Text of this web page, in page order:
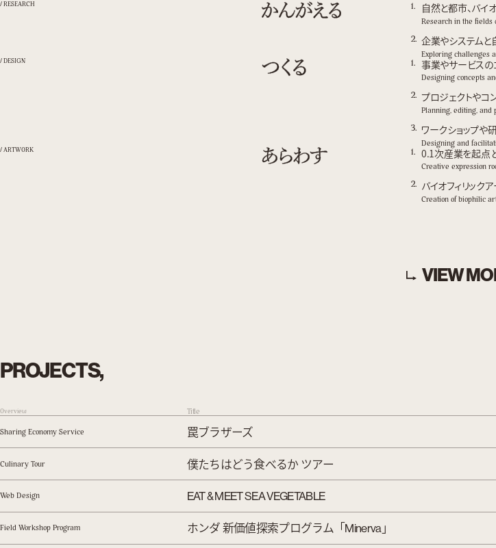
/ RESEARCH 自然と都市、バイ
Research in the fields
企業やシステム
Exploring challenges
/ DESIGN 事業やサービスの
Designing concepts
プロジェクトやコ
Planning, editing, and
ワークショップや
Designing and
/ ARTWORK 0.1次産業を起点
Creative expression
バイオフィリック
Creation of biophilic
VIEW
PROJECTS,
Overview Title
Sharing Economy Service 罠ブラザーズ
Culinary Tour 僕たちはどう食べるか ツアー
Web Design EAT & MEET SEA VEGETABLE
Field Workshop Program ホンダ 新価値探索プログラム「Minerva 」